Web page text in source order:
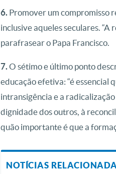
6. Promover um compromisso
inclusive aqueles seculares. “A
parafrasear o Papa Francisco.
7.O sétimo e último ponto
educação efetiva: “é essencial
intransigência e a
dignidade dos outros, à
quão importante é que a
NOTÍCIAS